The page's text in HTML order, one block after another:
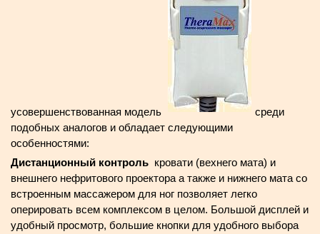
усовершенствованная модель
среди
подобных аналогов и обладает следующими
особенностями:
Дистанционный контроль кровати (вехнего мата) и
внешнего нефритового проектора а также и нижнего мата со
встроенным массажером для ног позволяет легко
оперировать всем комплексом в целом. Большой дисплей и
удобный просмотр, большие кнопки для удобного выбора